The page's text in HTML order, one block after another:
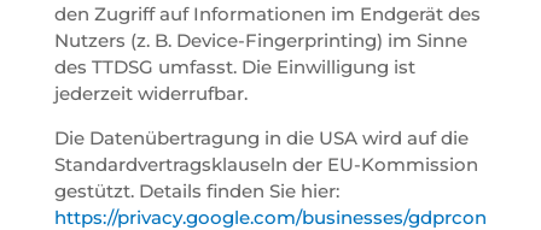
den Zugriff auf Informationen im Endgerät des
Nutzers (z. B. Device-Fingerprinting) im Sinne
des TTDSG umfasst. Die Einwilligung ist
jederzeit widerrufbar.
Die Datenübertragung in die USA wird auf die
Standardvertragsklauseln der EU-Kommission
gestützt. Details finden Sie hier:
https://privacy.google.com/businesses/gdprcon